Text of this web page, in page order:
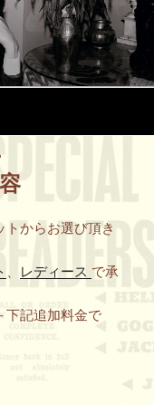
からお選び頂き
レディース で承
下記追加料金で